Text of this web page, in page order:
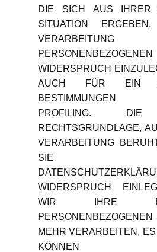
DIE SICH AUS IHRER
SITUATION
WIDERSPRUCH
AUCH FÜR EIN
BESTIMMUNGEN
PROFILING. DIE
RECHTSGRUNDLAGE,
VERARBEITUNG
SIE
WIDERSPRUCH
WIR IHRE
MEHR VERARBEITEN,
KÖNNEN